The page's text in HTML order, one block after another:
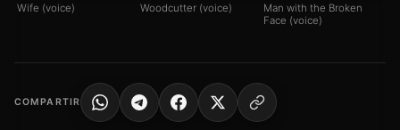
Wife (voice) Woodcutter (voice)
Man with the Broken
Face (voice)
COMPARTIR